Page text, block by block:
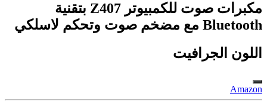
مكبرات صوت للكمبيوتر Z407 بتقنية
Bluetooth مع مضخم صوت وتحكم لاسلكي
اللون الجرافيت
Amazon